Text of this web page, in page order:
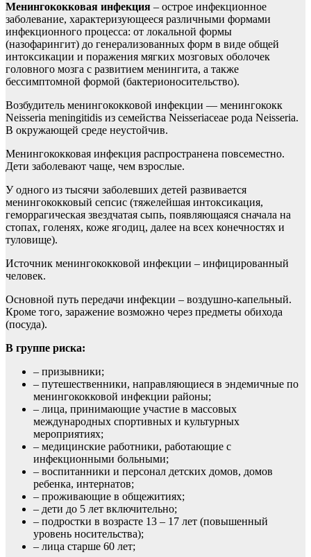
Менингококковая инфекция – острое инфекционное
заболевание, характеризующееся различными формами
инфекционного процесса: от локальной формы
(назофарингит) до генерализованных форм в виде общей
интоксикации и поражения мягких мозговых оболочек
головного мозга с развитием менингита, а также
бессимптомной формой (бактерионосительство).
Возбудитель менингококковой инфекции — менингококк
Neisseria meningitidis из семейства Neisseriaceae рода Neisseria.
В окружающей среде неустойчив.
Менингококковая инфекция распространена повсеместно.
Дети заболевают чаще, чем взрослые.
У одного из тысячи заболевших детей развивается
менингококковый сепсис (тяжелейшая интоксикация,
геморрагическая звездчатая сыпь, появляющаяся сначала на
стопах, голенях, коже ягодиц, далее на всех конечностях и
туловище).
Источник менингококковой инфекции – инфицированный
человек.
Основной путь передачи инфекции – воздушно-капельный.
Кроме того, заражение возможно через предметы обихода
(посуда).
В группе риска:
– призывники;
– путешественники, направляющиеся в эндемичные по
менингококковой инфекции районы;
– лица, принимающие участие в массовых
международных спортивных и культурных
мероприятиях;
– медицинские работники, работающие с
инфекционными больными;
– воспитанники и персонал детских домов, домов
ребенка, интернатов;
– проживающие в общежитиях;
– дети до 5 лет включительно;
– подростки в возрасте 13 – 17 лет (повышенный
уровень носительства);
– лица старше 60 лет;